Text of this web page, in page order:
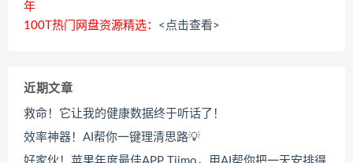
年
100T热门网盘资源精选： <点击查看>
近期文章
救命！它让我的健康数据终于听话了！
效率神器！AI帮你一键理清思路💡